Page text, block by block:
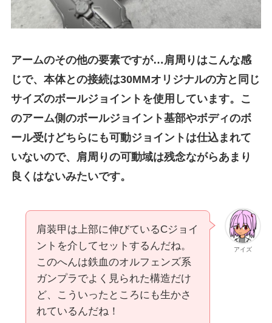
アームのその他の要素ですが…肩周りはこんな感
じで、本体との接続は30MMオリジナルの方と同じ
サイズのボールジョイントを使用しています。こ
のアーム側のボールジョイント基部やボディのボ
ール受けどちらにも可動ジョイントは仕込まれて
いないので、肩周りの可動域は残念ながらあまり
良くはないみたいです。
アイズ
肩装甲は上部に伸びているCジョイ
ントを介してセットするんだね。
このへんは鉄血のオルフェンズ系
ガンプラでよく見られた構造だけ
ど、こういったところにも生かさ
れているんだね！